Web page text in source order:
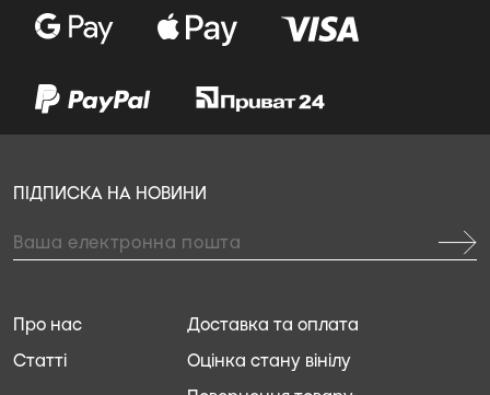
Доставка та оплата
Оцінка стану вінілу
Про нас
Статті
ПІДПИСКА НА НОВИНИ